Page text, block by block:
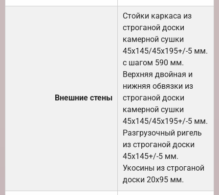
Внешние стены
Стойки каркаса из
строганой доски
камерной сушки
45х145/45х195+/-5 мм.
с шагом 590 мм.
Верхняя двойная и
нижняя обвязки из
строганой доски
камерной сушки
45х145/45х195+/-5 мм.
Разгрузочный ригель
из строганой доски
45х145+/-5 мм.
Укосины из строганой
доски 20х95 мм.